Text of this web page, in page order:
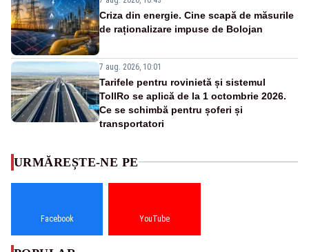
Criza din energie. Cine scapă de măsurile
de raționalizare impuse de Bolojan
7 aug. 2026, 10:01
Tarifele pentru rovinietă și sistemul
TollRo se aplică de la 1 octombrie 2026.
Ce se schimbă pentru șoferi și
transportatori
URMĂREȘTE-NE PE
Facebook YouTube